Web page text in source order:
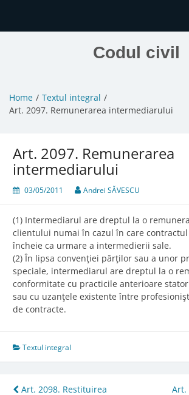
Codul civil
Home
Textul integral
Art. 2097. Remunerarea intermediarului
Art. 2097. Remunerarea
intermediarului
03/05/2011 Andrei SĂVESCU
(1) Intermediarul are dreptul la o
clientului numai în cazul în care
încheie ca urmare a intermedierii sale.
(2) În lipsa convenţiei părţilor sau a unor
speciale, intermediarul are dreptul la o
conformitate cu practicile anterioare
sau cu uzanţele existente între
de contracte.
Textul integral
Art. 2098. Restituirea
Art.